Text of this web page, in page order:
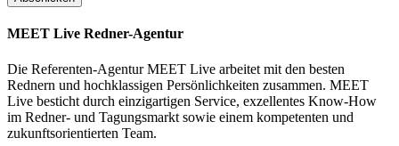
MEET Live Redner-Agentur
Die Referenten-Agentur MEET Live arbeitet mit den besten
Rednern und hochklassigen Persönlichkeiten zusammen. MEET
Live besticht durch einzigartigen Service, exzellentes Know-How
im Redner- und Tagungsmarkt sowie einem kompetenten und
zukunftsorientierten Team.